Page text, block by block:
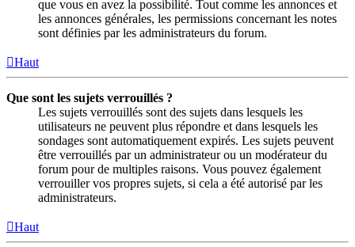
que vous en avez la possibilité. Tout comme les annonces et
les annonces générales, les permissions concernant les notes
sont définies par les administrateurs du forum.
Haut
Que sont les sujets verrouillés ?
Les sujets verrouillés sont des sujets dans lesquels les
utilisateurs ne peuvent plus répondre et dans lesquels les
sondages sont automatiquement expirés. Les sujets peuvent
être verrouillés par un administrateur ou un modérateur du
forum pour de multiples raisons. Vous pouvez également
verrouiller vos propres sujets, si cela a été autorisé par les
administrateurs.
Haut